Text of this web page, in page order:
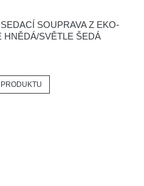
SOUPRAVA Z EKO-
HNĚDÁ/SVĚTLE ŠEDÁ